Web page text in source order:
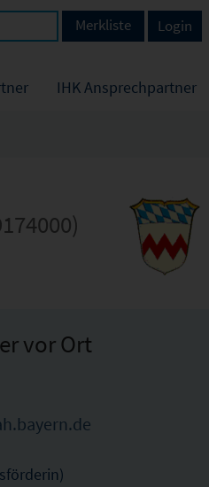
IHK Ansprechpartner
Login
Merkliste
vor Ort